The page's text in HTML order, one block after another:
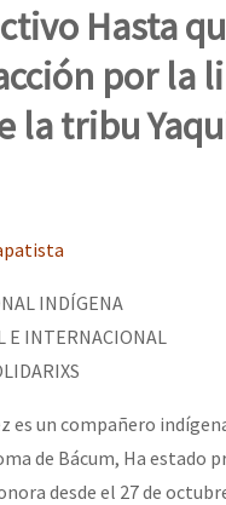
“Guerra contra a
contra a
contra a Humanidade”
contra a Humanidad”
contra a Humanidade”
Hasta
por la
la tribu
INDÍGENA
E INTERNACIONAL
es un compañero
de Bácum, Ha estado
desde el 27 de